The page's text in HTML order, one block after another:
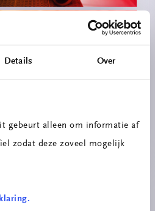
Details Over
gebeurt alleen om informatie af
zodat deze zoveel mogelijk